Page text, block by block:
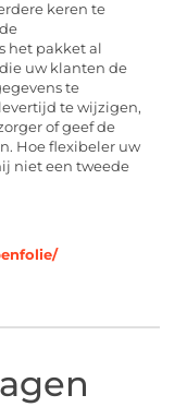
keren te
het pakket al
uw klanten de
te
te wijzigen,
of geef de
Hoe flexibeler uw
niet een tweede